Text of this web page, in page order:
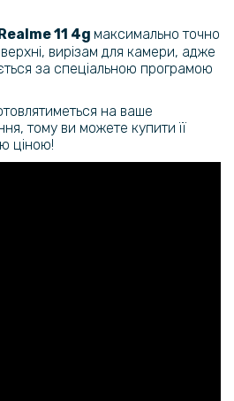
11 4g максимально точно
вирізам для камери, адже
за спеціальною програмою
на ваше
тому ви можете купити її
ціною!